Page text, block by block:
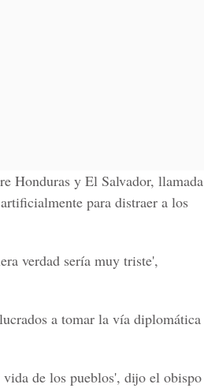
Honduras y El Salvador, llamada
para distraer a los
verdad sería muy triste',
a tomar la vía diplomática
de los pueblos', dijo el obispo